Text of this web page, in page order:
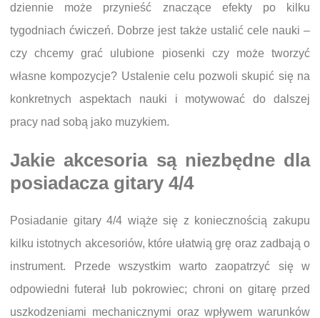
dziennie może przynieść znaczące efekty po kilku
tygodniach ćwiczeń. Dobrze jest także ustalić cele nauki –
czy chcemy grać ulubione piosenki czy może tworzyć
własne kompozycje? Ustalenie celu pozwoli skupić się na
konkretnych aspektach nauki i motywować do dalszej
pracy nad sobą jako muzykiem.
Jakie akcesoria są niezbędne dla
posiadacza gitary 4/4
Posiadanie gitary 4/4 wiąże się z koniecznością zakupu
kilku istotnych akcesoriów, które ułatwią grę oraz zadbają o
instrument. Przede wszystkim warto zaopatrzyć się w
odpowiedni futerał lub pokrowiec; chroni on gitarę przed
uszkodzeniami mechanicznymi oraz wpływem warunków